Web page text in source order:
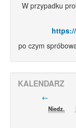
W przypadku
po czym
KALENDARZ
←
Niedz.